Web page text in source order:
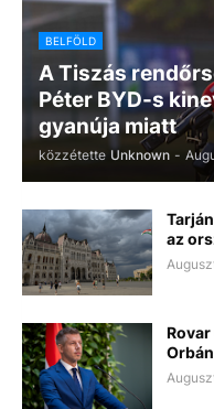
BELFÖLD
A Tiszás
Péter BYD-s
gyanúja miatt
közzétette Unknown -
az